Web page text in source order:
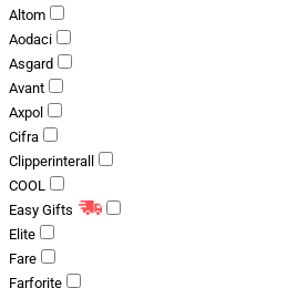
Altom
Aodaci
Asgard
Avant
Axpol
Cifra
Clipperinterall
COOL
Easy Gifts
Elite
Fare
Farforite